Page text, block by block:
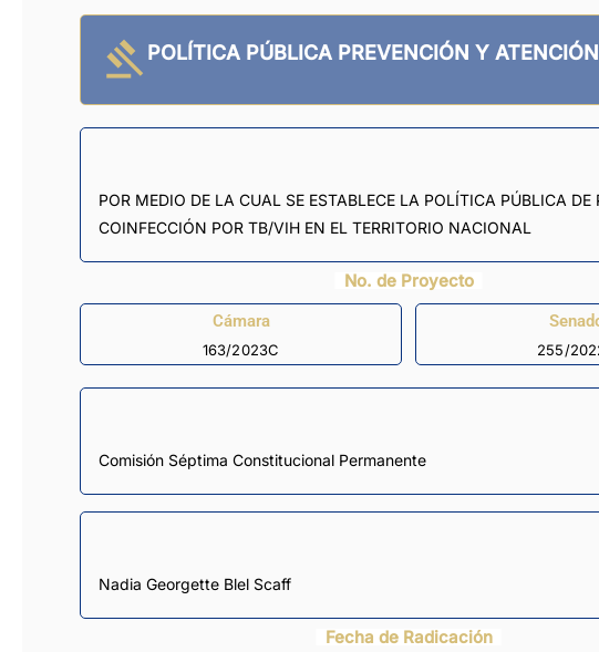
POLÍTICA PÚBLICA PREVENCIÓN Y
POR MEDIO DE LA CUAL SE ESTABLECE LA POLÍTICA PÚBLICA
COINFECCIÓN POR TB/VIH EN EL TERRITORIO NACIONAL
No. de Proyecto
Cámara
163/2023C 255/
Comisión Séptima Constitucional Permanente
Nadia Georgette Blel Scaff
Fecha de Radicación